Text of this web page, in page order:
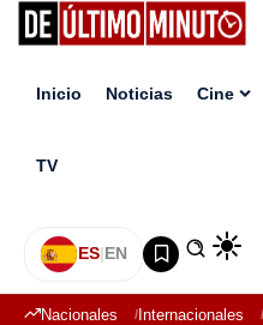
Inicio Noticias Cine
TV
ES|EN
Nacionales Internacionales